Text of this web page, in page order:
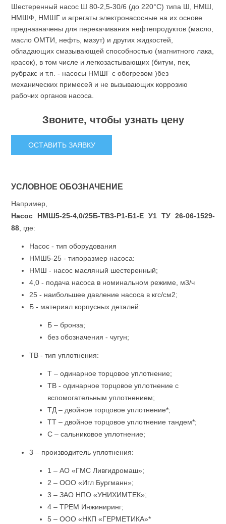
Шестеренный насос Ш 80-2,5-30/6 (до 220°С) типа Ш, НМШ,
НМШФ, НМШГ и агрегаты электронасосные на их основе
предназначены для перекачивания нефтепродуктов (масло,
масло ОМТИ, нефть, мазут) и других жидкостей,
обладающих смазывающей способностью (магнитного лака,
красок), в том числе и легкозастывающих (битум, пек,
рубракс и т.п. - насосы НМШГ с обогревом )без
механических примесей и не вызывающих коррозию
рабочих органов насоса.
Звоните, чтобы узнать цену
ОСТАВИТЬ ЗАЯВКУ
УСЛОВНОЕ ОБОЗНАЧЕНИЕ
Например,
Насос НМШ5-25-4,0/25Б-ТВ3-Р1-Б1-Е У1 ТУ 26-06-1529-
88 , где:
Насос - тип оборудования
НМШ5-25 - типоразмер насоса:
НМШ - насос масляный шестеренный;
4,0 - подача насоса в номинальном режиме, м3/ч
25 - наибольшее давление насоса в кгс/см2;
Б - материал корпусных деталей:
Б – бронза;
без обозначения - чугун;
ТВ - тип уплотнения:
Т – одинарное торцовое уплотнение;
ТВ - одинарное торцовое уплотнение с
вспомогательным уплотнением;
ТД – двойное торцовое уплотнение*;
ТТ – двойное торцовое уплотнение тандем*;
С – сальниковое уплотнение;
3 – производитель уплотнения:
1 – АО «ГМС Ливгидромаш»;
2 – ООО «Игл Бургманн»;
3 – ЗАО НПО «УНИХИМТЕК»;
4 – ТРЕМ Инжиниринг;
5 – ООО «НКП «ГЕРМЕТИКА»*